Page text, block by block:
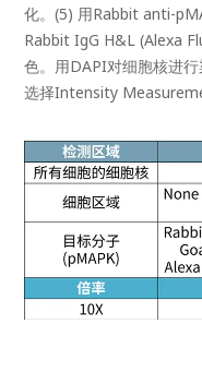
化。(5) 用Rabbit anti-
Rabbit IgG H&L (Alexa
色。用DAPI对细胞核进行
选择Intensity